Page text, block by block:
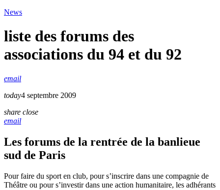
News
liste des forums des
associations du 94 et du 92
email
today4 septembre 2009
share close
email
Les forums de la rentrée de la banlieue
sud de Paris
Pour faire du sport en club, pour s’inscrire dans une compagnie de
Théâtre ou pour s’investir dans une action humanitaire, les adhérants